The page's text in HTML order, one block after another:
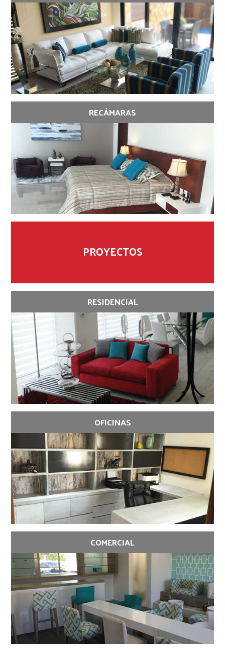
RECÁMARAS
PROYECTOS
RESIDENCIAL
OFICINAS
COMERCIAL